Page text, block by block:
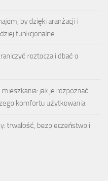
by dzięki aranżacji i
funkcjonalne
roztocza i dbać o
jak je rozpoznać i
komfortu użytkowania
trwałość, bezpieczeństwo i